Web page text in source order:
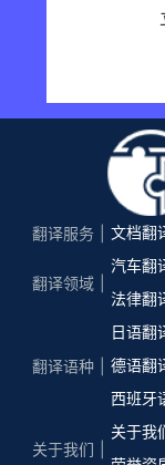
翻译服务 文档翻
翻译领域
汽车翻
法律翻
翻译语种
日语翻
德语翻
西班牙
关于我们
关于我